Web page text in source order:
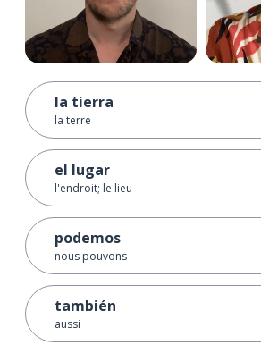
la tierra
la terre
el lugar
l'endroit; le lieu
podemos
nous pouvons
también
aussi